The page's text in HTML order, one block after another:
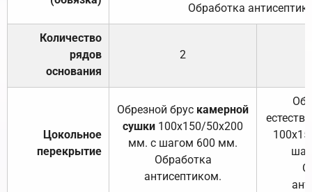
Обработка
Количество
рядов
основания
2
Цокольное
перекрытие
Обрезной брус камерной
сушки 100х150/50х200
мм. с шагом 600 мм.
Обработка
антисептиком.